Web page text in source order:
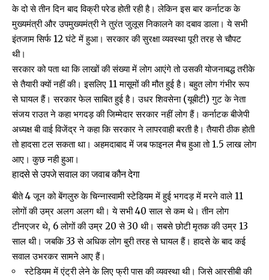
के दो से तीन दिन बाद विक्री परेड होती रही है। लेकिन इस बार कर्नाटक के
मुख्यमंत्री और उपमुख्यमंत्री ने तुरंत जुलूस निकालने का दबाव डाला। ये सभी
इंतजाम सिर्फ 12 घंटे में हुआ। सरकार की सुरक्षा व्यवस्था पूरी तरह से चौपट
थी।
सरकार को पता था कि लाखों की संख्या में लोग आएंगे तो उसकी योजनाबद्ध तरीके
से तैयारी क्यों नहीं की। इसलिए 11 मासूमों की मौत हुई है। बहुत लोग गंभीर रूप
से घायल हैं। सरकार फेल साबित हुई है। उधर शिवसेना (यूबीटी) गुट के नेता
संजय राउत ने कहा भगदड़ की जिम्मेदार सरकार नहीं लोग हैं। कर्नाटक बीजेपी
अध्यक्ष बी वाई विजेंद्र ने कहा कि सरकार ने लापरवाही बरती है। तैयारी ठीक होती
तो हादसा टल सकता था। अहमदाबाद में जब फाइनल मैच हुआ तो 1.5 लाख लोग
आए। कुछ नही हुआ।
हादसे से उपजे सवाल का जवाब कौन देगा
बीते 4 जून को बेंगलुरु के चिन्नास्वामी स्टेडियम में हुई भगदड़ में मरने वाले 11
लोगों की उम्र अलग अलग थी। ये सभी 40 साल से कम थे। तीन लोग
टीनएजर थे, 6 लोगों की उम्र 20 से 30 थी। सबसे छोटी मृतक की उम्र 13
साल थी। जबकि 33 से अधिक लोग बुरी तरह से घायल हैं। हादसे के बाद कई
सवाल उभरकर सामने आए हैं।
स्टेडियम में एंट्री लेने के लिए फ्री पास की व्यवस्था थी। जिसे आरसीबी की